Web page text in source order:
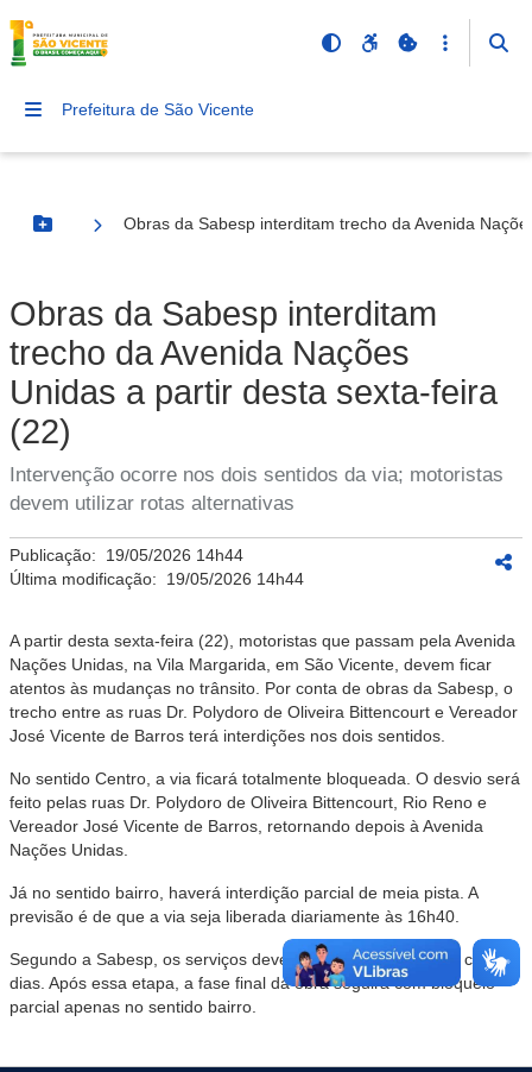
Prefeitura de São Vicente
Botão Menu
Obras da Sabesp interditam trecho da Avenida
Obras da Sabesp interditam
trecho da Avenida Nações
Unidas a partir desta sexta-feira
(22)
Intervenção ocorre nos dois sentidos da via; motoristas
devem utilizar rotas alternativas
Publicação: 19/05/2026 14h44
Última modificação: 19/05/2026 14h44
A partir desta sexta-feira (22), motoristas que passam pela Avenida
Nações Unidas, na Vila Margarida, em São Vicente, devem ficar
atentos às mudanças no trânsito. Por conta de obras da Sabesp, o
trecho entre as ruas Dr. Polydoro de Oliveira Bittencourt e Vereador
José Vicente de Barros terá interdições nos dois sentidos.
No sentido Centro, a via ficará totalmente bloqueada. O desvio será
feito pelas ruas Dr. Polydoro de Oliveira Bittencourt, Rio Reno e
Vereador José Vicente de Barros, retornando depois à Avenida
Nações Unidas.
Já no sentido bairro, haverá interdição parcial de meia pista. A
previsão é de que a via seja liberada diariamente às 16h40.
Segundo a Sabesp, os serviços devem durar entre quatro e cinco
dias. Após essa etapa, a fase final da obra seguirá com bloqueio
parcial apenas no sentido bairro.